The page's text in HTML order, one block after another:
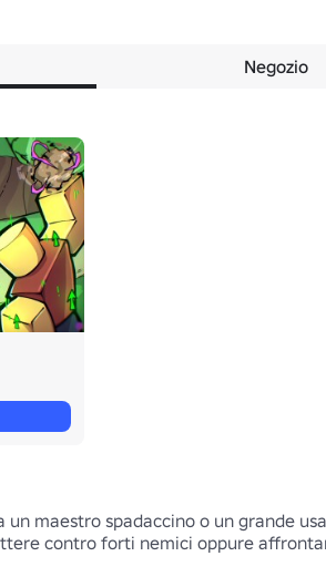
Negozio
un maestro spadaccino o un grande
contro forti nemici oppure